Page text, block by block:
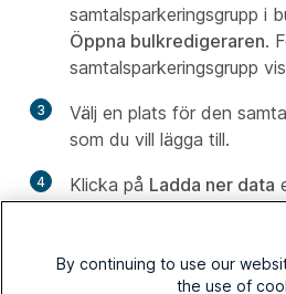
samtalsparkeringsgrupp i
Öppna bulkredigeraren.
samtalsparkeringsgrupp
3
Välj en plats för den
som du vill lägga till.
4 Klicka på Ladda ner data
som krävs.
By continuing to use our
the use of